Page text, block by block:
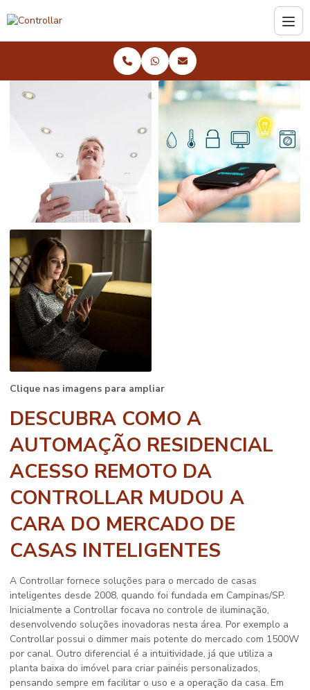
Clique nas imagens para ampliar
DESCUBRA COMO A
AUTOMAÇÃO RESIDENCIAL
ACESSO REMOTO DA
CONTROLLAR MUDOU A
CARA DO MERCADO DE
CASAS INTELIGENTES
A Controllar fornece soluções para o mercado de casas
inteligentes desde 2008, quando foi fundada em Campinas/SP.
Inicialmente a Controllar focava no controle de iluminação,
desenvolvendo soluções inovadoras nesta área. Por exemplo a
Controllar possui o dimmer mais potente do mercado com 1500W
por canal. Outro diferencial é a intuitividade, já que utiliza a
planta baixa do imóvel para criar painéis personalizados,
pensando sempre em facilitar o uso e a operação da casa. Em